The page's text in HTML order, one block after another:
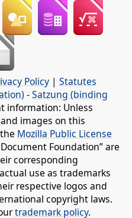
Policy | Statutes
-Satzung (binding
information: Unless
images on this
Mozilla Public License
Foundation” are
corresponding
use as trademarks
respective logos and
copyright laws.
trademark policy.